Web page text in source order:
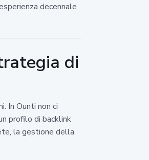
decennale
di
In Ounti non ci
profilo di backlink
la gestione della